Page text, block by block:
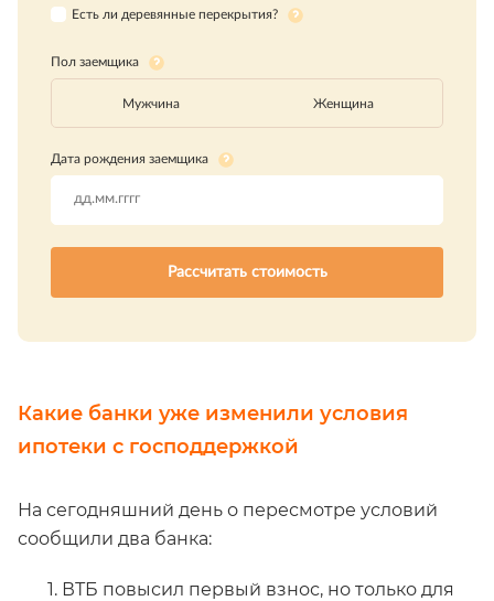
Есть ли деревянные перекрытия?
Пол заемщика
Мужчина Женщина
Дата рождения заемщика
Рассчитать стоимость
Какие банки уже изменили условия
ипотеки с господдержкой
На сегодняшний день о пересмотре условий
сообщили два банка:
ВТБ повысил первый взнос, но только для